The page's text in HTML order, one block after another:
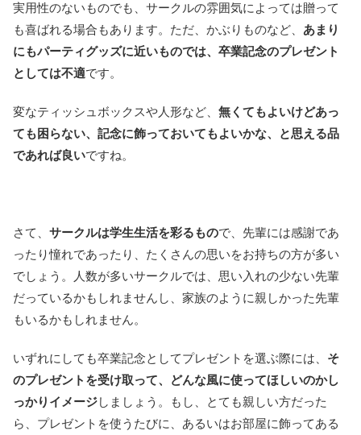
実用性のないものでも、サークルの雰囲気によっては贈って
も喜ばれる場合もあります。ただ、かぶりものなど、 あまり
にもパーティグッズに近いものでは、卒業記念のプレゼント
としては不適です。
変なティッシュボックスや人形など、 無くてもよいけどあっ
ても困らない、記念に飾っておいてもよいかな、と思える品
であれば良いですね。
さて、 サークルは学生生活を彩るもので、先輩には感謝であ
ったり憧れであったり、たくさんの思いをお持ちの方が多い
でしょう。人数が多いサークルでは、思い入れの少ない先輩
だっているかもしれませんし、家族のように親しかった先輩
もいるかもしれません。
いずれにしても卒業記念としてプレゼントを選ぶ際には、 そ
のプレゼントを受け取って、どんな風に使ってほしいのかし
っかりイメージしましょう。もし、とても親しい方だった
ら、プレゼントを使うたびに、あるいはお部屋に飾ってある